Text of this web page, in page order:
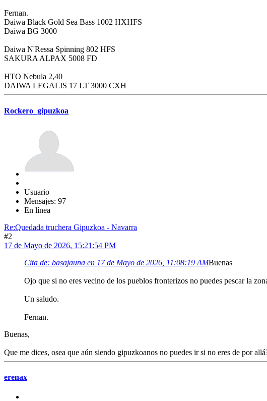
Fernan.
Daiwa Black Gold Sea Bass 1002 HXHFS
Daiwa BG 3000
Daiwa N'Ressa Spinning 802 HFS
SAKURA ALPAX 5008 FD
HTO Nebula 2,40
DAIWA LEGALIS 17 LT 3000 CXH
Rockero_gipuzkoa
Usuario
Mensajes: 97
En línea
Re:Quedada truchera Gipuzkoa - Navarra
#2
17 de Mayo de 2026, 15:21:54 PM
Cita de: basajauna en 17 de Mayo de 2026, 11:08:19 AMBuenas
Ojo que si no eres vecino de los pueblos fronterizos no puedes pescar la
Un saludo.
Fernan.
Buenas,
Que me dices, osea que aún siendo gipuzkoanos no puedes ir si no eres de por
erenax